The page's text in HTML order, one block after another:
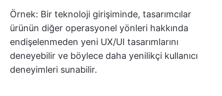
Örnek: Bir teknoloji girişiminde, tasarımcılar
ürünün diğer operasyonel yönleri hakkında
endişelenmeden yeni UX/UI tasarımlarını
deneyebilir ve böylece daha yenilikçi kullanıcı
deneyimleri sunabilir.